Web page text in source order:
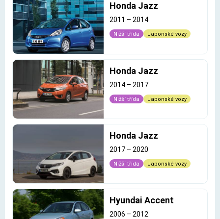
Honda Jazz
2011 – 2014
Nižší třída Japonské vozy
Honda Jazz
2014 – 2017
Nižší třída Japonské vozy
Honda Jazz
2017 – 2020
Nižší třída Japonské vozy
Hyundai Accent
2006 – 2012